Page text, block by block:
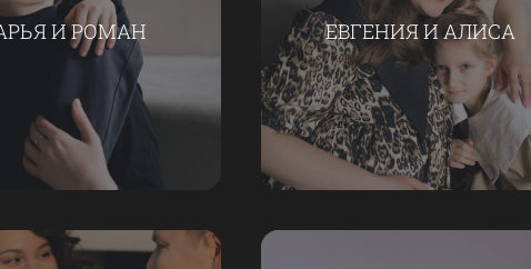
И РОМАН ЕВГЕНИЯ И АЛИСА